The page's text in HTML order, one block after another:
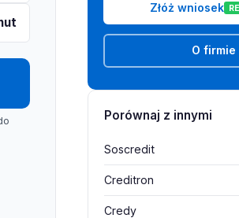
Złóż wniosek
O firmie
Porównaj z innymi
Soscredit
Creditron
Credy